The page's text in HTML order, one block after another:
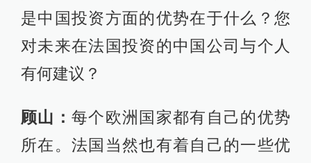
是中国投资方面的优势在于什么？您
对未来在法国投资的中国公司与个人
有何建议？
顾山： 每个欧洲国家都有自己的优势
所在。法国当然也有着自己的一些优